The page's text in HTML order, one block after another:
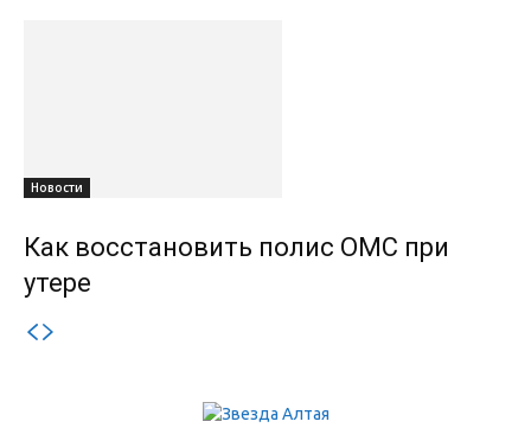
Новости
Как восстановить полис ОМС при
утере